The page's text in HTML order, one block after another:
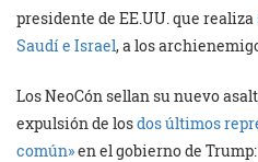
presidente de EE.UU. que realiza
Saudí e Israel, a los
Los NeoCón sellan su nuevo
expulsión de losdos últimos
común»en el gobierno de